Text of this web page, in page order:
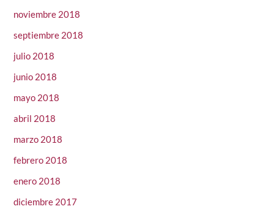
noviembre 2018
septiembre 2018
julio 2018
junio 2018
mayo 2018
abril 2018
marzo 2018
febrero 2018
enero 2018
diciembre 2017